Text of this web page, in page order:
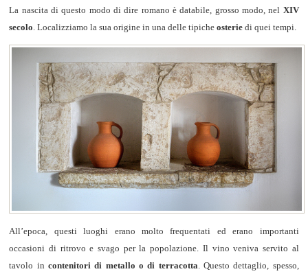
La nascita di questo modo di dire romano è databile, grosso modo, nel XIV
secolo. Localizziamo la sua origine in una delle tipicheosterie di quei tempi.
All’epoca, questi luoghi erano molto frequentati ed erano importanti
occasioni di ritrovo e svago per la popolazione. Il vino veniva servito al
tavolo incontenitori di metallo o di terracotta . Questo dettaglio, spesso,